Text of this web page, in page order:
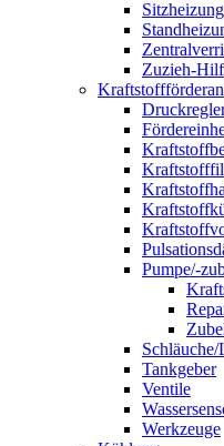
Sitzheizung
Zuzieh-
Pumpe/-
Tankgeber
Ventile
Werkzeuge